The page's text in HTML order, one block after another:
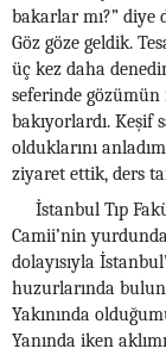
bakarlar mı?” diye
Göz göze geldik.
üç kez daha
seferinde gözümün
bakıyorlardı. Keşif
olduklarını
ziyaret ettik, ders
İstanbul Tıp
Camii’nin
dolayısıyla
huzurlarında
Yakınında
Yanında iken